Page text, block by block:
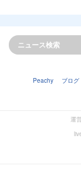
Peachy ブログ
運